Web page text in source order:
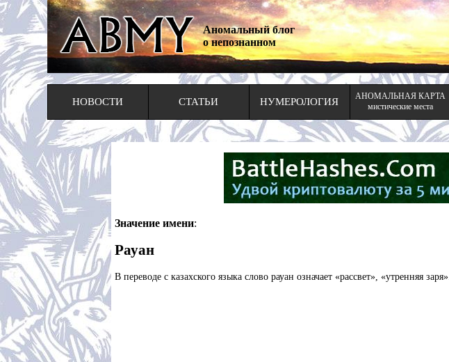
Аномальный блог
о непознанном
НОВОСТИ СТАТЬИ НУМЕРОЛОГИЯ
АНОМАЛЬНАЯ КАРТА
мистические места
Значение имени:
Рауан
В переводе с казахского языка слово рауан означает «рассвет», «утренняя заря».